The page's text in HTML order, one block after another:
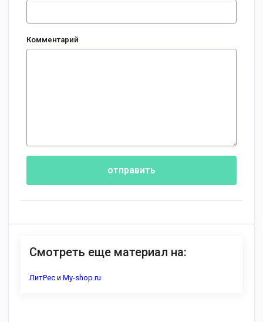
Комментарий
отправить
Смотреть еще материал на:
ЛитРес и My-shop.ru